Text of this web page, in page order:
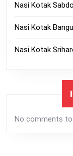
Nasi Kotak
Nasi Kotak
Nasi Kotak
No comments to